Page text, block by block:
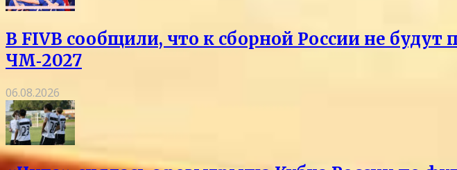
В FIVB сообщили, что к сборной России не
ЧМ‑2027
06.08.2026